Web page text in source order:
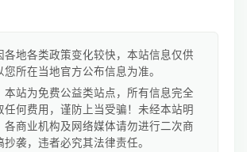
各地各类政策变化较快，本站信息仅供
所在当地官方公布信息为准。
本站为免费公益类站点，所有信息完全
任何费用，谨防上当受骗！未经本站明
各商业机构及网络媒体请勿进行二次商
抄袭，违者必究其法律责任。